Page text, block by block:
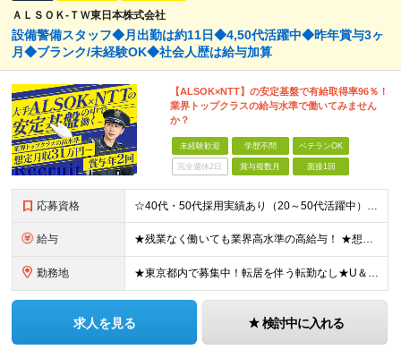
ＡＬＳＯＫ-ＴＷ東日本株式会社
設備警備スタッフ◆月出勤は約11日◆4,50代活躍中◆昨年賞与3ヶ
月◆ブランク/未経験OK◆社会人歴は給与加算
【ALSOK×NTT】の安定基盤で有給取得率96％！
業界トップクラスの給与水準で働いてみません
か？
未経験歓迎 学歴不問 ベテランOK
完全週休2日 賞与複数月 面接1回
応募資格 ☆40代・50代採用実績あり（20～50代活躍中） ★学歴不問 ★未経験OK 職種・業界経験だけでなく、アルバイト経験のみの方も歓迎しています！ 〔こんな方に向いています〕 ◎コツコツ仕事に取り組み
給与 ★残業なく働いても業界高水準の高給与！ ★想定月収31万円～ ★社会人経験年数に応じて給与UP！ 1年目の想定月収／310,453円 ┗基本給216,600円 ＋時間外勤務52,297円(3
勤務地 ★東京都内で募集中！転居を伴う転勤なし★U＆Iターン歓迎 ■東京エリア■ 東京23区内にあるNTT関連などのオフィスビル ｜勤務地例｜ 東京都千代田区大手町（最寄り：大手町駅） 東京都港区港南（
求人を見る 検討中に入れる